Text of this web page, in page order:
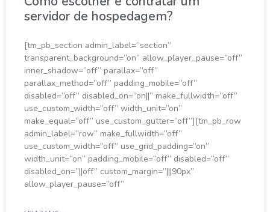
servidor de hospedagem?
[tm_pb_section admin_label=”section”
transparent_background=”on” allow_player_pause=”off”
inner_shadow=”off” parallax=”off”
parallax_method=”off” padding_mobile=”off”
disabled=”off” disabled_on=”on||” make_fullwidth=”off”
use_custom_width=”off” width_unit=”on”
make_equal=”off” use_custom_gutter=”off”][tm_pb_row
admin_label=”row” make_fullwidth=”off”
use_custom_width=”off” use_grid_padding=”on”
width_unit=”on” padding_mobile=”off” disabled=”off”
disabled_on=”||off” custom_margin=”|||90px”
allow_player_pause=”off”